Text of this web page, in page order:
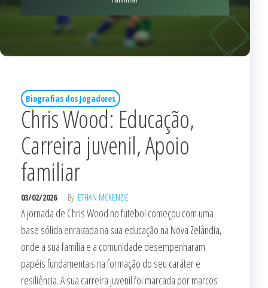
Biografias dos Jogadores
Chris Wood: Educação,
Carreira juvenil, Apoio
familiar
03/02/2026 By ETHAN MCKENZIE
A jornada de Chris Wood no futebol começou com uma
base sólida enraizada na sua educação na Nova Zelândia,
onde a sua família e a comunidade desempenharam
papéis fundamentais na formação do seu caráter e
resiliência. A sua carreira juvenil foi marcada por marcos